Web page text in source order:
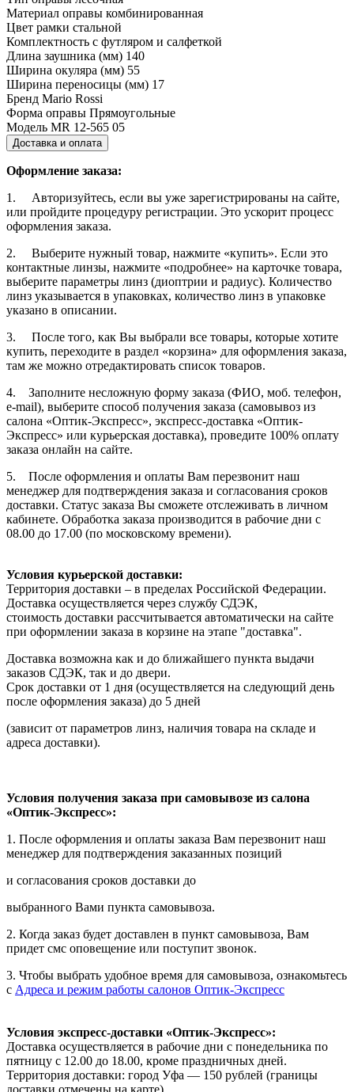
Материал оправы комбинированная
Цвет рамки стальной
Комплектность с футляром и салфеткой
Длина заушника (мм) 140
Ширина окуляра (мм) 55
Ширина переносицы (мм) 17
Бренд Mario Rossi
Форма оправы Прямоугольные
Модель MR 12-565 05
Доставка и оплата
Оформление заказа:
1. Авторизуйтесь, если вы уже зарегистрированы на сайте,
или пройдите процедуру регистрации. Это ускорит процесс
оформления заказа.
2. Выберите нужный товар, нажмите «купить». Если это
контактные линзы, нажмите «подробнее» на карточке товара,
выберите параметры линз (диоптрии и радиус). Количество
линз указывается в упаковках, количество линз в упаковке
указано в описании.
3. После того, как Вы выбрали все товары, которые хотите
купить, переходите в раздел «корзина» для оформления заказа,
там же можно отредактировать список товаров.
4. Заполните несложную форму заказа (ФИО, моб. телефон,
e-mail), выберите способ получения заказа (самовывоз из
салона «Оптик-Экспресс», экспресс-доставка «Оптик-
Экспресс» или курьерская доставка), проведите 100% оплату
заказа онлайн на сайте.
5. После оформления и оплаты Вам перезвонит наш
менеджер для подтверждения заказа и согласования сроков
доставки. Статус заказа Вы сможете отслеживать в личном
кабинете. Обработка заказа производится в рабочие дни с
08.00 до 17.00 (по московскому времени).
Условия курьерской доставки:
Территория доставки – в пределах Российской Федерации.
Доставка осуществляется через службу СДЭК,
стоимость доставки рассчитывается автоматически на сайте
при оформлении заказа в корзине на этапе "доставка".
Доставка возможна как и до ближайшего пункта выдачи
заказов СДЭК, так и до двери.
Срок доставки от 1 дня (осуществляется на следующий день
после оформления заказа) до 5 дней
(зависит от параметров линз, наличия товара на складе и
адреса доставки).
Условия получения заказа при самовывозе из салона
«Оптик-Экспресс»:
1. После оформления и оплаты заказа Вам перезвонит наш
менеджер для подтверждения заказанных позиций
и согласования сроков доставки до
выбранного Вами пункта самовывоза.
2. Когда заказ будет доставлен в пункт самовывоза, Вам
придет смс оповещение или поступит звонок.
3. Чтобы выбрать удобное время для самовывоза, ознакомьтесь
с Адреса и режим работы салонов Оптик-Экспресс
Условия экспресс-доставки «Оптик-Экспресс»:
Доставка осуществляется в рабочие дни с понедельника по
пятницу с 12.00 до 18.00, кроме праздничных дней.
Территория доставки: город Уфа — 150 рублей (границы
доставки отмечены на карте).